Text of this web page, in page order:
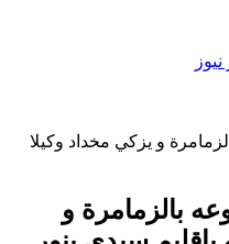
و يزكي مخداد وكيلا
بالزمامرة و